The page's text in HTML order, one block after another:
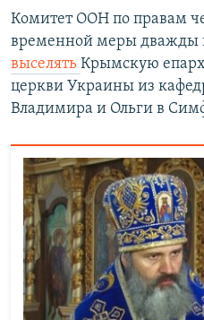
Комитет ООН по правам
временной меры дважды
выселять Крымскую
церкви Украины из
Владимира и Ольги в